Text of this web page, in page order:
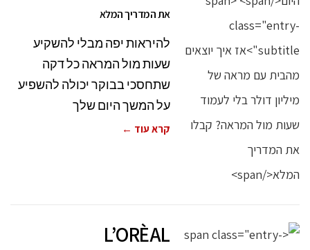
את המדריך המלא
להיראות יפה מבלי להשקיע
שעות מול המראה כל דקה
שתחסכי בבוקר יכולה להשפיע
על המשך היום שלך
קרא עוד ←
L’ORÈAL